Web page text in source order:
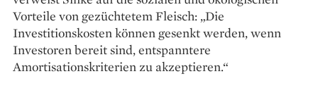
Vorteile von gezüchtetem Fleisch: „Die
Investitionskosten können gesenkt werden, wenn
Investoren bereit sind, entspann­tere
Amortisationskriterien zu akzeptieren.“